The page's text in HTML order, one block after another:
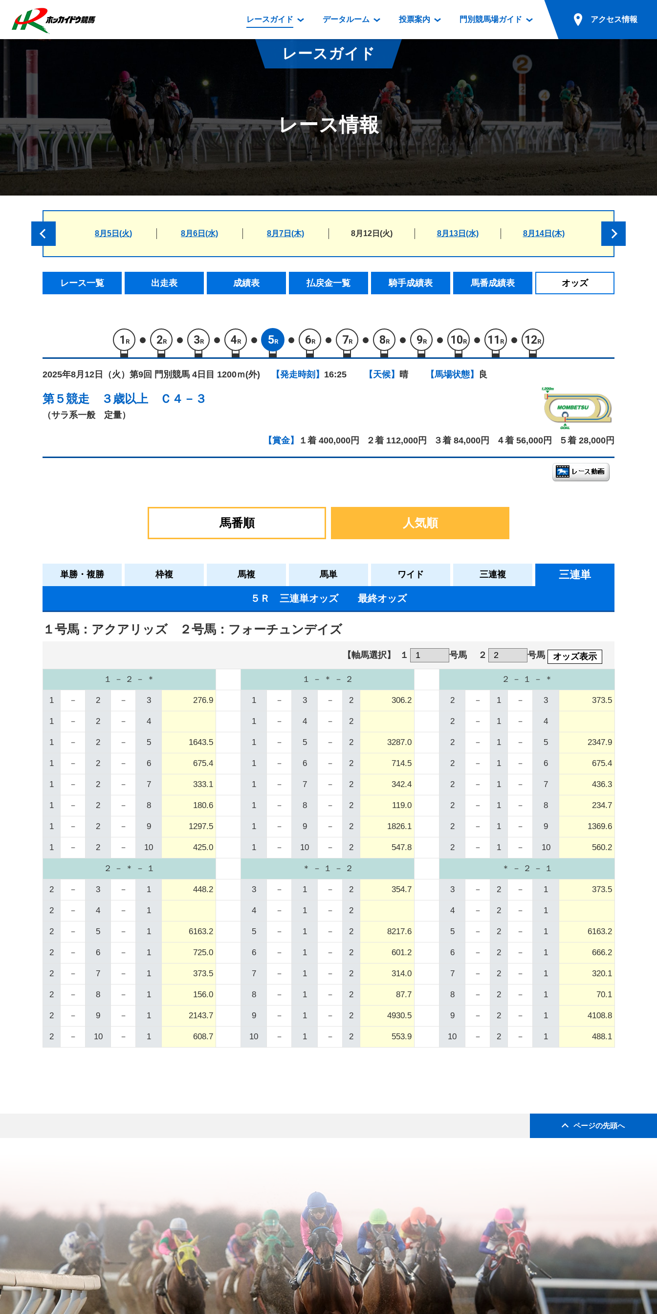
レースガイド
レース情報
払戻金一覧
騎手成績表
馬番成績表
オッズ
番組・級別表ダウンロード
開催カレンダー
重賞競走体系図
スタリオンシリーズ競走
道内の発売情報(PDF)
データルーム
データルーム
騎手・調教師紹介
坂路調教映像
遠征馬情報
番組編成要領
映像コンテンツ
重賞競走VTR
重賞競走参考VTR
レースダイジェスト
新馬ダイジェスト
投票案内
電話・インターネット投票
場外発売所
実況・テレホンサービス
発売・払戻
門別競馬場ガイド
門別競馬場情報
門別競馬場グルメ
とねっこジンギスカン
いずみ食堂
ルンビニフードカフェ
勝馬屋
アクセス情報
無料送迎バスでのご来場
公共の交通機関でのご来場
レースガイド
レース情報
8月5日(火) 8月6日(水) 8月7日(木) 8月12日(火) 8月13日(水) 8月14日(木)
レース一覧 出走表 成績表 払戻金一覧 騎手成績表 馬番成績表 オッズ
1 R 2R 3R 4R 5R 6R 7R 8R 9R 10R 11 R 12R
2025年8月12日（火） 第9回 門別競馬 4日目 1200ｍ(外) 【発走時刻】 16:25 【天候】 晴 【馬場状態】 良
第５競走 ３歳以上 Ｃ４－３
（サラ系一般 定量）
【賞金】 １着 400,000円 ２着 112,000円 ３着 84,000円 ４着 56,000円 ５着 28,000円
馬番順 人気順
単勝・複勝 枠複 馬複 馬単 ワイド 三連複 三連単
５Ｒ 三連単オッズ 最終オッズ
１号馬：アクアリッズ ２号馬：フォーチュンデイズ
【軸馬選択】 １ 号馬 ２ 号馬 オッズ表示
１ － ２ － ＊ １ － ＊ － ２ ２ － １ － ＊
1 － 2 － 3 276.9 1 － 3 － 2 306.2 2 － 1 － 3 373.5
1 － 2 － 4 1 － 4 － 2 2 － 1 － 4
1 － 2 － 5 1643.5 1 － 5 － 2 3287.0 2 － 1 － 5 2347.9
1 － 2 － 6 675.4 1 － 6 － 2 714.5 2 － 1 － 6 675.4
1 － 2 － 7 333.1 1 － 7 － 2 342.4 2 － 1 － 7 436.3
1 － 2 － 8 180.6 1 － 8 － 2 119.0 2 － 1 － 8 234.7
1 － 2 － 9 1297.5 1 － 9 － 2 1826.1 2 － 1 － 9 1369.6
1 － 2 － 10 425.0 1 － 10 － 2 547.8 2 － 1 － 10 560.2
２ － ＊ － １ ＊ － １ － ２ ＊ － ２ － １
2 － 3 － 1 448.2 3 － 1 － 2 354.7 3 － 2 － 1 373.5
2 － 4 － 1 4 － 1 － 2 4 － 2 － 1
2 － 5 － 1 6163.2 5 － 1 － 2 8217.6 5 － 2 － 1 6163.2
2 － 6 － 1 725.0 6 － 1 － 2 601.2 6 － 2 － 1 666.2
2 － 7 － 1 373.5 7 － 1 － 2 314.0 7 － 2 － 1 320.1
2 － 8 － 1 156.0 8 － 1 － 2 87.7 8 － 2 － 1 70.1
2 － 9 － 1 2143.7 9 － 1 － 2 4930.5 9 － 2 － 1 4108.8
2 － 10 － 1 608.7 10 － 1 － 2 553.9 10 － 2 － 1 488.1
ページの先頭へ